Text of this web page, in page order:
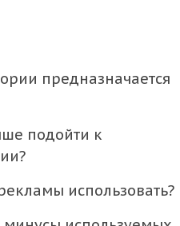
предназначается
подойти к
использовать?